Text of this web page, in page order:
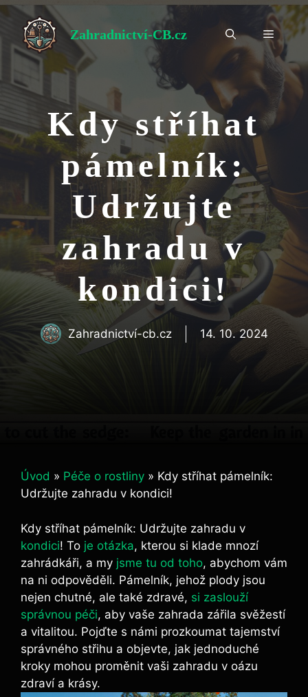
Přeskočit
obsah
Zahradnictví-CB.cz Menu
Kdy stříhat
pámelník:
Udržujte
zahradu v
kondici!
Zahradnictví-cb.cz 14. 10. 2024
Úvod » Péče o rostliny » Kdy stříhat pámelník:
Udržujte zahradu v kondici!
Kdy stříhat pámelník: Udržujte zahradu v
kondici! To je otázka, kterou si klade mnozí
zahrádkáři, a my jsme tu od toho, abychom vám
na ni odpověděli. Pámelník, jehož plody jsou
nejen chutné, ale také zdravé, si zaslouží
správnou péči, aby vaše zahrada zářila svěžestí
a vitalitou. Pojďte s námi prozkoumat tajemství
správného střihu a objevte, jak jednoduché
kroky mohou proměnit vaši zahradu v oázu
zdraví a krásy.